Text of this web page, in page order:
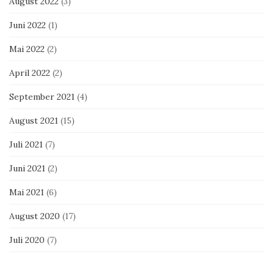
Juni 2022 (1)
Mai 2022 (2)
April 2022 (2)
September 2021 (4)
August 2021 (15)
Juli 2021 (7)
Juni 2021 (2)
Mai 2021 (6)
August 2020 (17)
Juli 2020 (7)